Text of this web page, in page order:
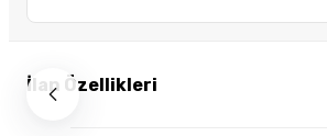
İlan Özellikleri